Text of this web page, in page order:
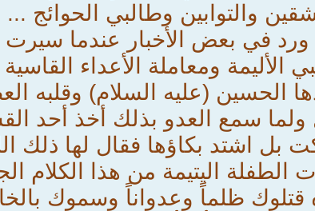
والتوابين وطالبي الحوائج ...
في بعض الأخبار عندما سيرت
الأليمة ومعاملة الأعداء
الحسين (عليه السلام) وقلبه
ولما سمع العدو بذلك أخذ أحد
بل اشتد بكاؤها فقال لها ذلك
الطفلة اليتيمة من هذا الكلام
قتلوك ظلماً وعدواناً وسموك